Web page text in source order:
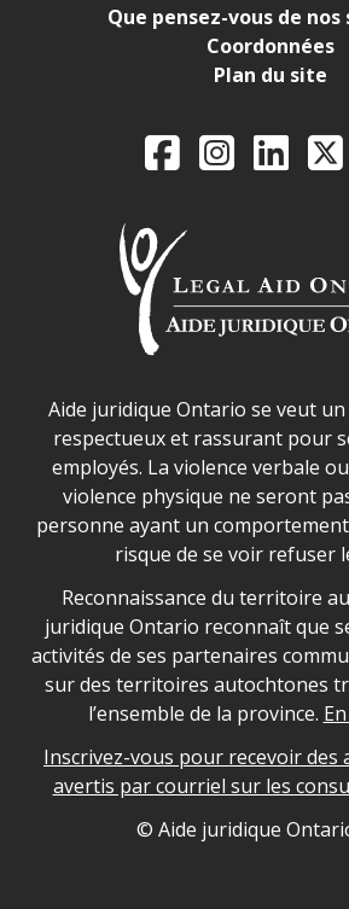
Que pensez-vous de nos
Coordonnées
Plan du site
FacebookInstagram X
Déclaration sur la sécurité
Aide juridique Ontario se veut
respectueux et rassurant pour
employés. La violence verbale
violence physique ne seront
personne ayant un
risque de se voir refuser
Legal Aid Ontario land
Reconnaissance du territoire
juridique Ontario reconnaît que
activités de ses partenaires
sur des territoires autochtones
l’ensemble de la province.
Inscrivez-vous pour recevoir des
avertis par courriel sur les
Legal Aid Ontario copyright
© Aide juridique